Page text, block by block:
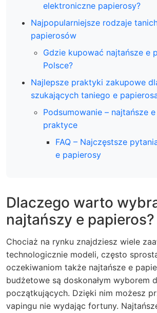
elektroniczne papierosy?
Najpopularniejsze rodzaje
papierosów
Gdzie kupować najtańsze e
Polsce?
Najlepsze praktyki zakupowe
szukających taniego e
Podsumowanie – najtańsze
praktyce
FAQ – Najczęstsze
e papierosy
Dlaczego warto
najtańszy e papieros?
Chociaż na rynku znajdziesz wiele
technologicznie modeli, często
oczekiwaniom także najtańsze e
budżetowe są doskonałym wyborem
początkujących. Dzięki nim możesz
vapingu nie wydając fortuny.